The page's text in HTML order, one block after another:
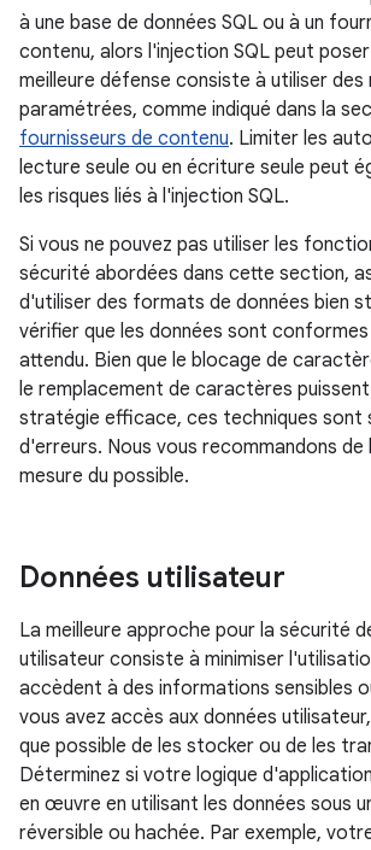
à une base de données SQL ou à un
contenu, alors l'injection SQL peut
meilleure défense consiste à utiliser des
paramétrées, comme indiqué dans la
fournisseurs de contenu. Limiter les
lecture seule ou en écriture seule peut
les risques liés à l'injection SQL.
Si vous ne pouvez pas utiliser les
sécurité abordées dans cette section,
d'utiliser des formats de données bien
vérifier que les données sont
attendu. Bien que le blocage de
le remplacement de caractères
stratégie efficace, ces techniques sont
d'erreurs. Nous vous recommandons de
mesure du possible.
Données utilisateur
La meilleure approche pour la sécurité
utilisateur consiste à minimiser
accèdent à des informations sensibles
vous avez accès aux données
que possible de les stocker ou de les
Déterminez si votre logique
en œuvre en utilisant les données sous
réversible ou hachée. Par exemple,